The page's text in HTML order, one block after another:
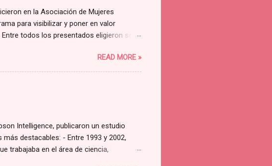
en la Asociación de Mujeres
para visibilizar y poner en valor
todos los presentados eligieron solo
👉 video Rosa Marco 💜READ MORE »
Intelligence, publicaron un estudio
destacables: - Entre 1993 y 2002,
trabajaba en el área de ciencia,